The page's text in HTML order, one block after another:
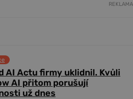
REKLAMA
AI Actu firmy uklidnil. Kvůli
AI přitom porušují
už dnes